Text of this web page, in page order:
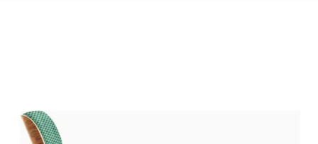
ソファ
ダイニング